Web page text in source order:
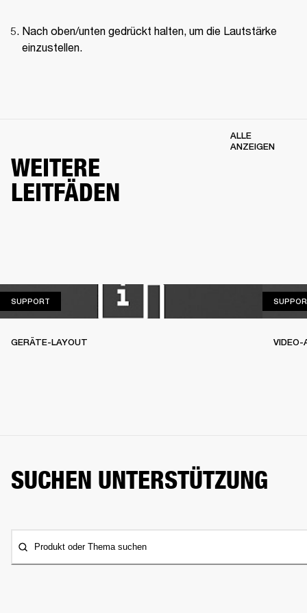
Nach oben/unten gedrückt halten, um die Lautstärke
einzustellen.
WEITERE
LEITFÄDEN
ALLE
ANZEIGEN
SUPPORT
GERÄTE-LAYOUT VIDEO-
SUCHEN UNTERSTÜTZUNG
Produkt oder Thema suchen